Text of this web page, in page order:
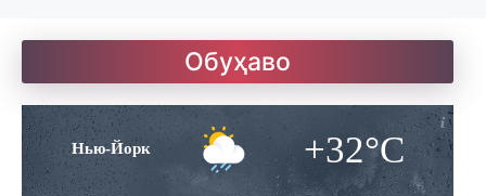
Улуғзода. Субҳи ҷавонӣ
Ҷомӣ – чанд ғазал
Обуҳаво
Нью-Йорк +32°C